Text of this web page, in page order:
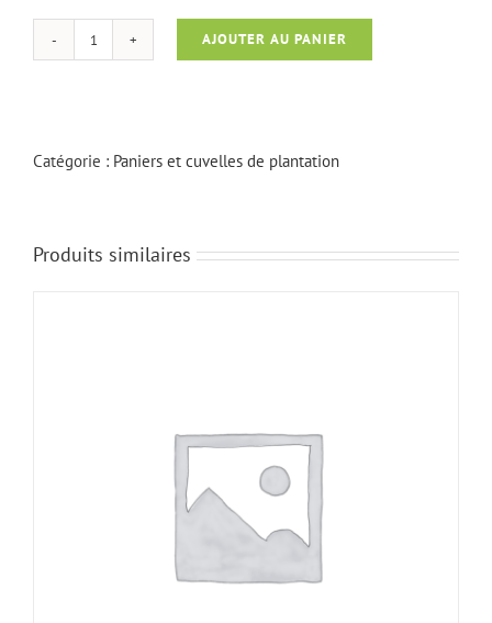
quantité
25x25
AJOUTER AU PANIER
Catégorie : Paniers et cuvelles de plantation
Produits similaires